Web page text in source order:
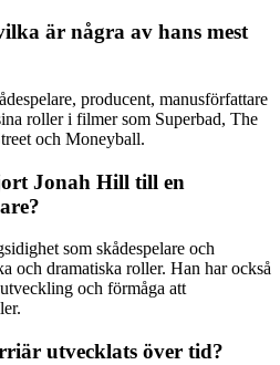
är några av hans mest
producent, manusförfattare
roller i filmer som Superbad, The
och Moneyball.
Jonah Hill till en
som skådespelare och
och dramatiska roller. Han har också
och förmåga att
utvecklats över tid?